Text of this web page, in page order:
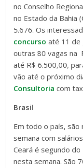
no Conselho
no Estado da Bahia
5.676. Os
concurso até 11 de
outras 80 vagas na
até R$ 6.500,00,
vão até o próximo
Consultoria com
Brasil
Em todo o país,
semana com
Ceará é segundo
nesta semana. São